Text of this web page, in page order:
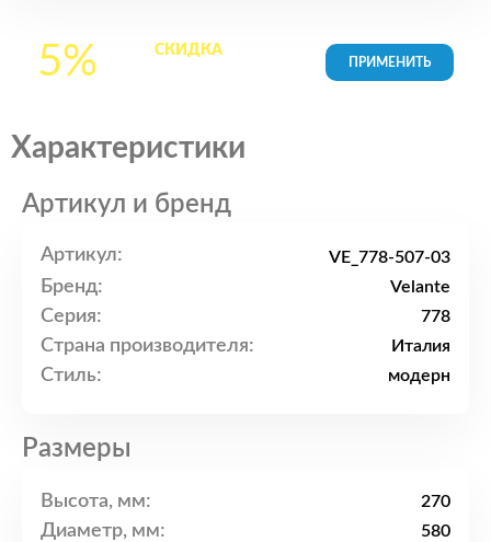
5% СКИДКАна все
Характеристики
Артикул и бренд
Артикул: VE_778-507-03
Бренд: Velante
Серия: 778
Страна производителя: Италия
Стиль: модерн
Размеры
Высота, мм: 270
Диаметр, мм: 580